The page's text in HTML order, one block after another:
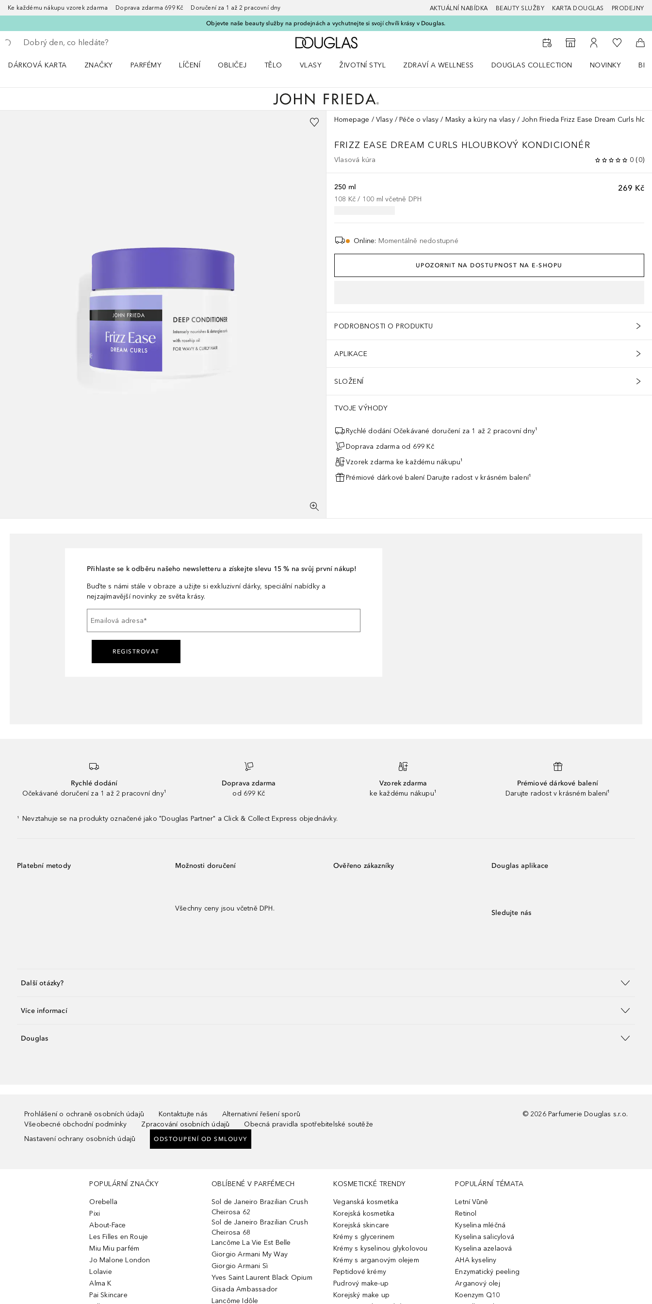
Ke každému nákupu vzorek zdarma Doprava zdarma 699 Kč Doručení za 1 až 2 pracovní dny AKTUÁLNÍ NABÍDKA BEAUTY SLUŽBY KARTA DOUGLAS PRODEJNY
Objevte naše beauty služby na prodejnách a vychutnejte si svojí chvíli krásy v Douglas.
Vraťte se
Proveďte vyhledávání
Domů
K vyhledávači prodejen
K mému účtu
K mému
Do
DÁRKOVÁ KARTA
ZNAČKY
PARFÉMY
LÍČENÍ
OBLIČEJ
TĚLO
VLASY
ŽIVOTNÍ STYL
ZDRAVÍ A WELLNESS
DOUGLAS COLLECTION
NOVINKY
Homepage Vlasy Péče o vlasy Masky a kúry na vlasy John Frieda Frizz Ease Dream Curls
FRIZZ EASE DREAM CURLS HLOUBKOVÝ KONDICIONÉR
Vlasová kúra 0 (0)
269 Kč
250 ml
108 Kč / 100 ml včetně DPH
Online: Momentálně nedostupné
UPOZORNIT NA DOSTUPNOST NA E-SHOPU
PODROBNOSTI O PRODUKTU
APLIKACE
SLOŽENÍ
TVOJE VÝHODY
Rychlé dodání Očekávané doručení za 1 až 2 pracovní dny¹
Doprava zdarma od 699 Kč
Vzorek zdarma ke každému nákupu¹
Prémiové dárkové balení Darujte radost v krásném balení¹
Přihlaste se k odběru našeho newsletteru a získejte slevu 15 % na svůj první nákup!
Buďte s námi stále v obraze a užijte si exkluzivní dárky, speciální nabídky a
nejzajímavější novinky ze světa krásy.
Emailová adresa*
REGISTROVAT
Rychlé dodání
Očekávané doručení za 1 až 2 pracovní dny¹
Doprava zdarma
od 699 Kč
Vzorek zdarma
ke každému nákupu¹
Prémiové dárkové balení
Darujte radost v krásném balení¹
¹ Nevztahuje se na produkty označené jako "Douglas Partner" a Click & Collect Express objednávky.
Platební metody Možnosti doručení
Všechny ceny jsou včetně DPH.
Ověřeno zákazníky Douglas aplikace
Sledujte nás
Další otázky?
Více informací
Douglas
Prohlášení o ochraně osobních údajů Kontaktujte nás
Alternativní řešení sporů
Všeobecné obchodní podmínky
Zpracování osobních údajů
Obecná pravidla spotřebitelské soutěže
Nastavení ochrany osobních údajů
ODSTOUPENÍ OD SMLOUVY
© 2026 Parfumerie Douglas s.r.o.
POPULÁRNÍ ZNAČKY
Orebella
Pixi
About-Face
Les Filles en Rouje
Miu Miu parfém
Jo Malone London
Lolavie
Alma K
Pai Skincare
OBLÍBENÉ V PARFÉMECH
Sol de Janeiro Brazilian Crush
Cheirosa 62
Sol de Janeiro Brazilian Crush
Cheirosa 68
Lancôme La Vie Est Belle
Giorgio Armani My Way
Giorgio Armani Sì
Yves Saint Laurent Black Opium
Gisada Ambassador
Lancôme Idôle
KOSMETICKÉ TRENDY
Veganská kosmetika
Korejská kosmetika
Korejská skincare
Krémy s glycerinem
Krémy s kyselinou glykolovou
Krémy s arganovým olejem
Peptidové krémy
Pudrový make-up
Korejský make up
POPULÁRNÍ TÉMATA
Letní Vůně
Retinol
Kyselina mléčná
Kyselina salicylová
Kyselina azelaová
AHA kyseliny
Enzymatický peeling
Arganový olej
Koenzym Q10